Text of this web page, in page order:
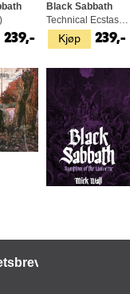
239,- Kjøp
Black Sabbath
Technical Ecstasy (CD)
239,-